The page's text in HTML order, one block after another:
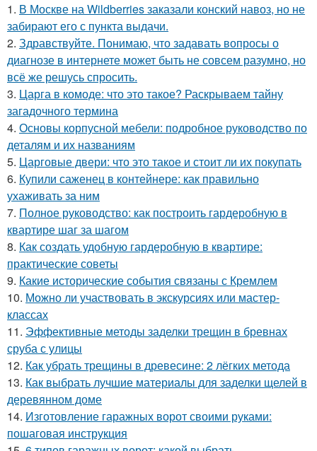
1. В Москве на Wildberries заказали конский навоз, но не
забирают его с пункта выдачи.
2. Здравствуйте. Понимаю, что задавать вопросы о
диагнозе в интернете может быть не совсем разумно, но
всё же решусь спросить.
3. Царга в комоде: что это такое? Раскрываем тайну
загадочного термина
4. Основы корпусной мебели: подробное руководство по
деталям и их названиям
5. Царговые двери: что это такое и стоит ли их покупать
6. Купили саженец в контейнере: как правильно
ухаживать за ним
7. Полное руководство: как построить гардеробную в
квартире шаг за шагом
8. Как создать удобную гардеробную в квартире:
практические советы
9. Какие исторические события связаны с Кремлем
10. Можно ли участвовать в экскурсиях или мастер-
классах
11. Эффективные методы заделки трещин в бревнах
сруба с улицы
12. Как убрать трещины в древесине: 2 лёгких метода
13. Как выбрать лучшие материалы для заделки щелей в
деревянном доме
14. Изготовление гаражных ворот своими руками:
пошаговая инструкция